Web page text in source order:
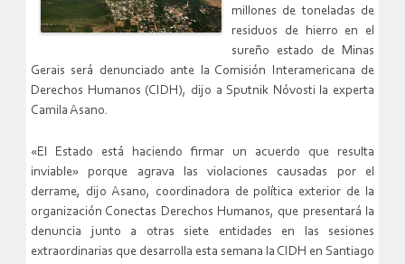
millones de toneladas de
residuos de hierro en el
sureño estado de Minas
Gerais será denunciado ante la Comisión Interamericana de
Derechos Humanos (CIDH), dijo a Sputnik Nóvosti la experta
Camila Asano.
«El Estado está haciendo firmar un acuerdo que resulta
inviable» porque agrava las violaciones causadas por el
derrame, dijo Asano, coordinadora de política exterior de la
organización Conectas Derechos Humanos, que presentará la
denuncia junto a otras siete entidades en las sesiones
extraordinarias que desarrolla esta semana la CIDH en Santiago